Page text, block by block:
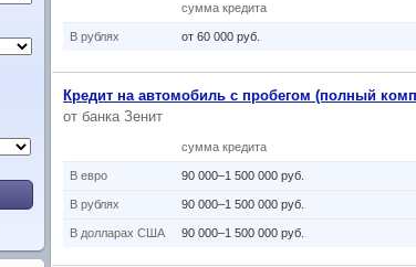
сумма кредита
В рублях от 60 000 руб.
Кредит на автомобиль с пробегом (полный
от банка Зенит
сумма кредита
В eвро 90 000–1 500 000 руб.
В рублях 90 000–1 500 000 руб.
В долларах США 90 000–1 500 000 руб.